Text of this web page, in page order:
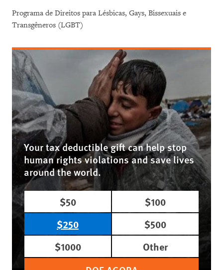
Programa de Direitos para Lésbicas, Gays, Bissexuais e
Transgêneros (LGBT)
Your tax deductible gift can help stop
human rights violations and save lives
around the world.
$50
$100
$250
$500
$1000
Other